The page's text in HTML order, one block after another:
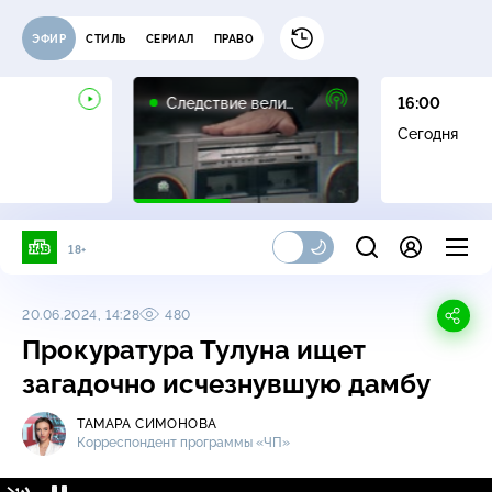
ЭФИР СТИЛЬ СЕРИАЛ ПРАВО
Следствие вели…
16:00
Сегодня
18+
20.06.2024, 14:28 480
Прокуратура Тулуна ищет
загадочно исчезнувшую дамбу
ТАМАРА СИМОНОВА
Корреспондент программы «ЧП»